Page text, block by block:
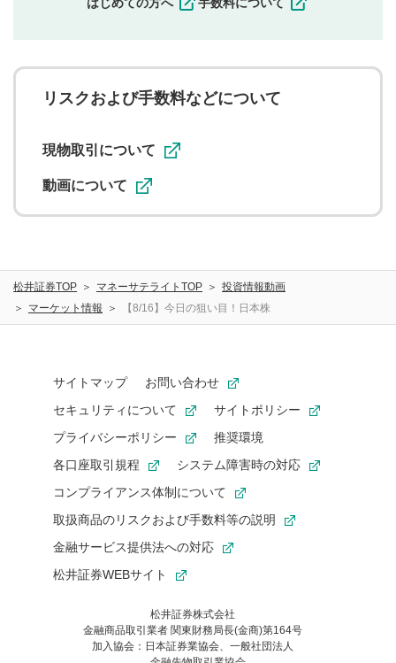
ことを承諾したものとします。また、利用者は、コメント
に関する著作者人格権を行使しないことに同意します。利
用者が投稿したコメントは、当社サービスの広告・宣伝、
ることがあります。
リスクおよび手数料などについて
現物取引について
動画について
松井証券TOP マネーサテライトTOP
投資情報動画
マーケット情報
【8/16】今日の狙い目！日本株
サイトマップ
お問い合わせ
セキュリティについて
サイトポリシー
プライバシーポリシー
推奨環境
各口座取引規程
システム障害時の対応
コンプライアンス体制について
取扱商品のリスクおよび手数料等の説明
金融サービス提供法への対応
松井証券WEBサイト
松井証券株式会社
金融商品取引業者 関東財務局長(金商)第164号
加入協会：日本証券業協会、一般社団法人
お気に入り機能は松井証券の会員限定の機能です。
お気に入り登録いただくと、後からいつでもお気に入りのコンテ